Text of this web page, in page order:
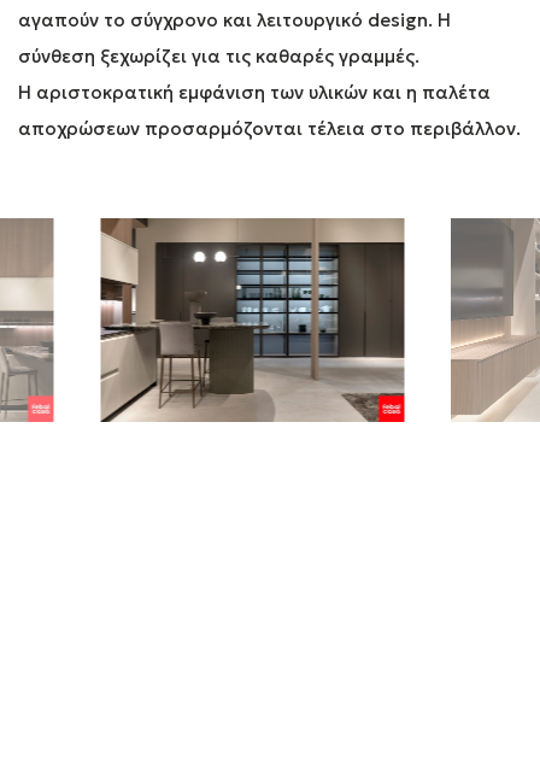
αγαπούν το σύγχρονο και λειτουργικό design. Η
σύνθεση ξεχωρίζει για τις καθαρές γραμμές.
Η αριστοκρατική εμφάνιση των υλικών και η παλέτα
αποχρώσεων προσαρμόζονται τέλεια στο περιβάλλον.